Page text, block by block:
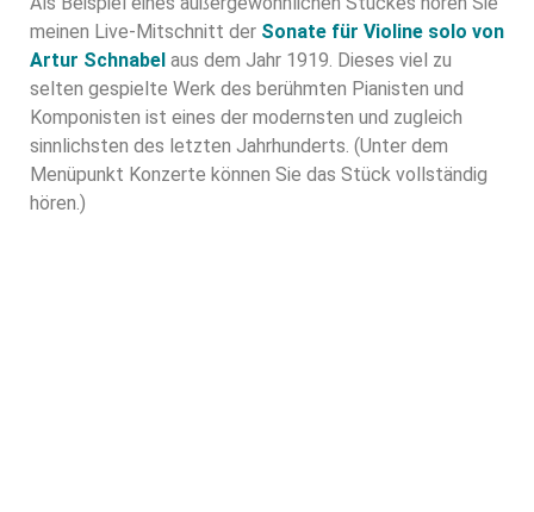
meinen Live-Mitschnitt der Sonate für Violine solo von
Artur Schnabel aus dem Jahr 1919. Dieses viel zu
selten gespielte Werk des berühmten Pianisten und
Komponisten ist eines der modernsten und zugleich
sinnlichsten des letzten Jahrhunderts. (Unter dem
Menüpunkt Konzerte können Sie das Stück vollständig
hören.)